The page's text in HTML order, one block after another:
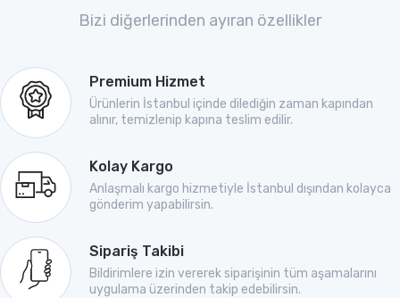
Bizi diğerlerinden ayıran özellikler
Premium Hizmet
Ürünlerin İstanbul içinde dilediğin zaman kapından
alınır, temizlenip kapına teslim edilir.
Kolay Kargo
Anlaşmalı kargo hizmetiyle İstanbul dışından kolayca
gönderim yapabilirsin.
Sipariş Takibi
Bildirimlere izin vererek siparişinin tüm aşamalarını
uygulama üzerinden takip edebilirsin.